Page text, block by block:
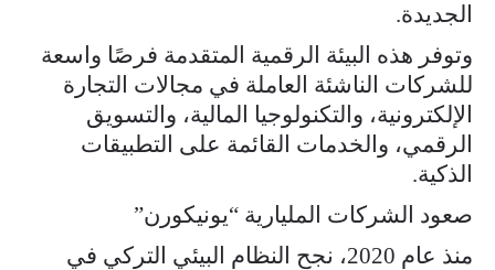
الجديدة.
وتوفر هذه البيئة الرقمية المتقدمة فرصًا واسعة
للشركات الناشئة العاملة في مجالات التجارة
الإلكترونية، والتكنولوجيا المالية، والتسويق
الرقمي، والخدمات القائمة على التطبيقات
الذكية.
صعود الشركات المليارية “يونيكورن”
منذ عام 2020، نجح النظام البيئي التركي في